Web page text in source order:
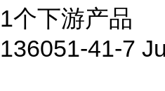
1个下游产品
136051-41-7